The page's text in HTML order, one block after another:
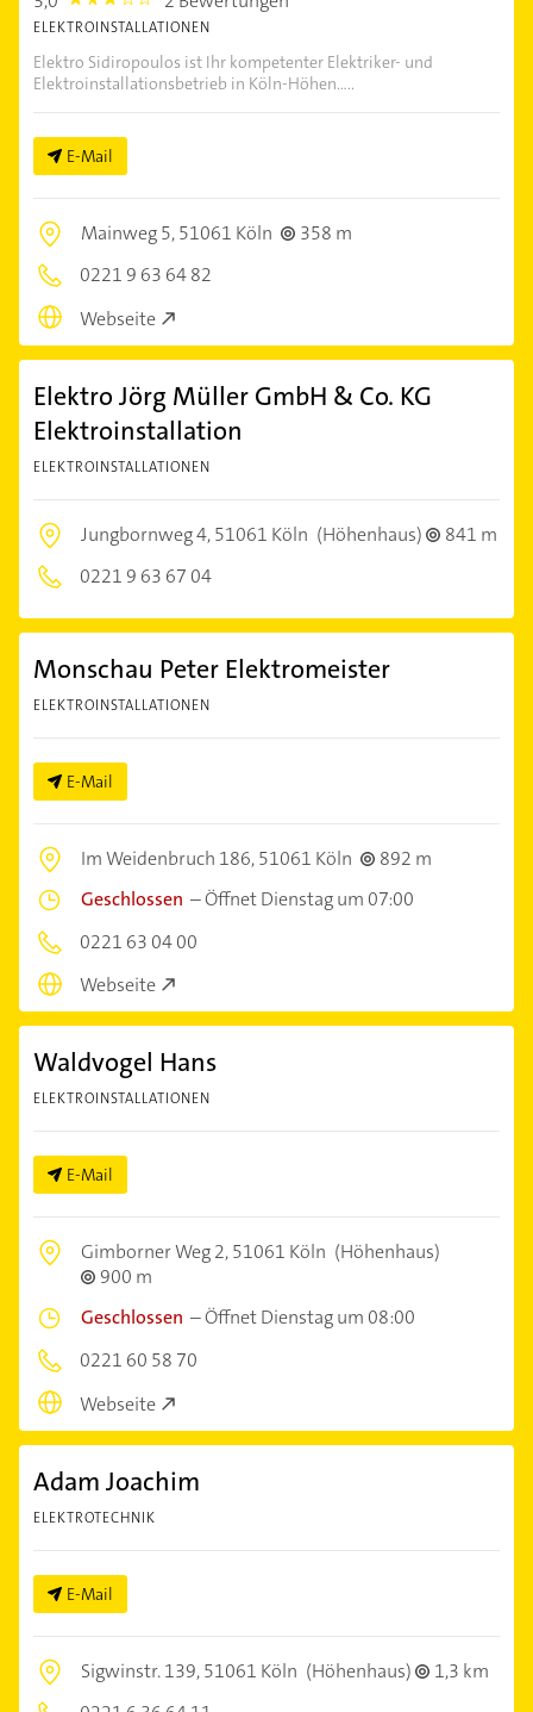
ELEKTROINSTALLATIONEN
Elektro Sidiropoulos ist Ihr kompetenter Elektriker- und
Elektroinstallationsbetrieb in Köln-Höhen.....
E-Mail
Mainweg 5,51061 Köln
358 m
0221 9 63 64 82
Webseite
Elektro Jörg Müller GmbH & Co. KG
Elektroinstallation
ELEKTROINSTALLATIONEN
Jungbornweg 4,51061 Köln (Höhenhaus)
841 m
0221 9 63 67 04
Monschau Peter Elektromeister
ELEKTROINSTALLATIONEN
E-Mail
Im Weidenbruch 186,51061 Köln
892 m
Geschlossen –Öffnet Dienstag um 07:00
0221 63 04 00
Webseite
Waldvogel Hans
ELEKTROINSTALLATIONEN
E-Mail
Gimborner Weg 2,51061 Köln (Höhenhaus)
900 m
Geschlossen –Öffnet Dienstag um 08:00
0221 60 58 70
Webseite
Adam Joachim
ELEKTROTECHNIK
E-Mail
Sigwinstr. 139,51061 Köln (Höhenhaus)
1,3 km